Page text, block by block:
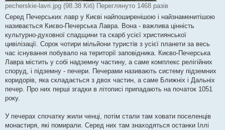
pecherskie-lavri.jpg (98.38 Кіб) Переглянуто 1468 разів
Серед Печерських лавр у Києві найпоширенішою і найзнаменитішою
називається Києво-Печерська Лавра. Вона - важлива цінність
культурно-духовної спадщини та скарб усієї християнської
цивілізації. Сорок чотири мільйони туристів з усієї планети за весь
час існування побувало на території заповідника. Києво-Печерська
Лавра містить у собі надземну частину, а саме комплекс релігійних
споруд, і підземну - печери. Печерами називають систему підземних
коридорів, яка складається з двох частин, а саме Ближніх і Дальніх
печер. Про них перші згадки в літописі припадають на початок 1051
року.
У печерах спочатку жили ченці, потім стали там ховати поселенців
монастиря, які помирали. Серед них там знаходяться останки Іллі